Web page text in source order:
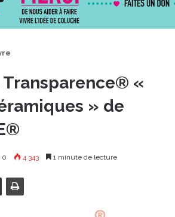
«
» de
0 4 343 1 minute de lecture